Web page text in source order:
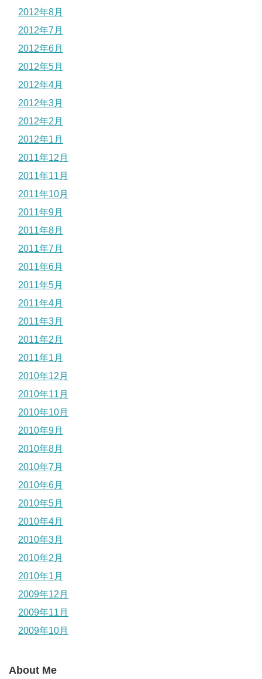
2012年8月
2012年7月
2012年6月
2012年5月
2012年4月
2012年3月
2012年2月
2012年1月
2011年12月
2011年11月
2011年10月
2011年9月
2011年8月
2011年7月
2011年6月
2011年5月
2011年4月
2011年3月
2011年2月
2011年1月
2010年12月
2010年11月
2010年10月
2010年9月
2010年8月
2010年7月
2010年6月
2010年5月
2010年4月
2010年3月
2010年2月
2010年1月
2009年12月
2009年11月
2009年10月
About Me